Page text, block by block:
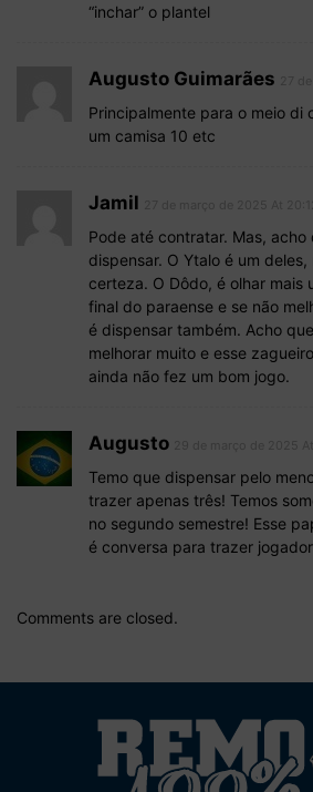
“inchar” o plantel
Augusto Guimarães
Principalmente para o meio di
um camisa 10 etc
Jamil
Pode até contratar. Mas,
dispensar. O Ytalo é um
certeza. O Dôdo, é olhar mais
final do paraense e se não
é dispensar também. Acho
melhorar muito e esse
ainda não fez um bom jogo.
Augusto
Temo que dispensar pelo
trazer apenas três! Temos
no segundo semestre! Esse
é conversa para trazer
Comments are closed.